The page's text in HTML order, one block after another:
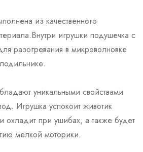
из качественного
игрушки подушечка с
разогревания в микроволновке
уникальными свойствами
Игрушка успокоит животик
охладит при ушибах, а также будет
мелкой моторики.